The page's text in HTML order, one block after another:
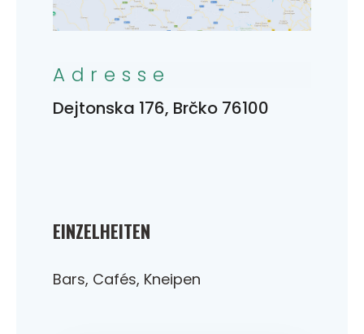
EINZELHEITEN
Bars, Cafés, Kneipen
Adresse
Dejtonska 176, Brčko 76100